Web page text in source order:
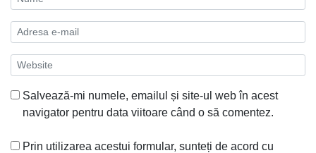
Salvează-mi numele, emailul și site-ul web în acest
navigator pentru data viitoare când o să comentez.
Prin utilizarea acestui formular, sunteți de acord cu